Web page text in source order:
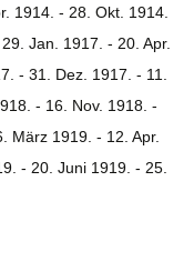
1914. - 28. Okt. 1914.
Jan. 1917. - 20. Apr.
- 31. Dez. 1917. - 11.
- 16. Nov. 1918. -
März 1919. - 12. Apr.
- 20. Juni 1919. - 25.